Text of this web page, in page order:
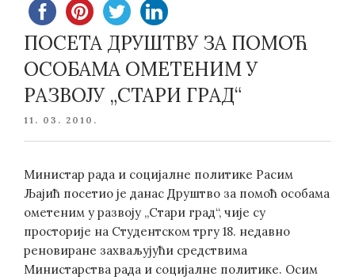
ПОСЕТА ДРУШТВУ ЗА ПОМОЋ
ОСОБАМА ОМЕТЕНИМ У
РАЗВОЈУ „СТАРИ ГРАД“
POSTED
11. 03. 2010.
Министар рада и социјалне политике Расим
Љајић посетио je данас Друштво за помоћ особама
ометеним у развоју „Стари град“, чије су
просторије на Студентском тргу 18. недавно
реновиране захваљујући средствима
Министарства рада и социјалне политике. Осим